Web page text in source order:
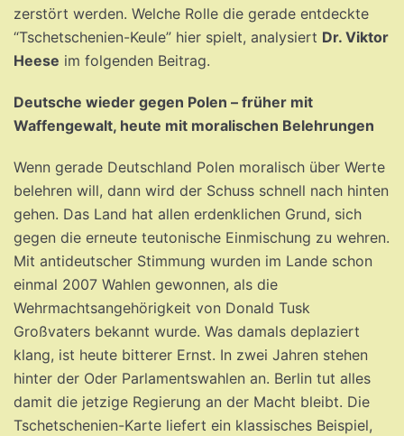
zerstört werden. Welche Rolle die gerade entdeckte
“Tschetschenien-Keule” hier spielt, analysiert Dr. Viktor
Heese im folgenden Beitrag.
Deutsche wieder gegen Polen – früher mit
Waffengewalt, heute mit moralischen Belehrungen
Wenn gerade Deutschland Polen moralisch über Werte
belehren will, dann wird der Schuss schnell nach hinten
gehen. Das Land hat allen erdenklichen Grund, sich
gegen die erneute teutonische Einmischung zu wehren.
Mit antideutscher Stimmung wurden im Lande schon
einmal 2007 Wahlen gewonnen, als die
Wehrmachtsangehörigkeit von Donald Tusk
Großvaters bekannt wurde. Was damals deplaziert
klang, ist heute bitterer Ernst. In zwei Jahren stehen
hinter der Oder Parlamentswahlen an. Berlin tut alles
damit die jetzige Regierung an der Macht bleibt. Die
Tschetschenien-Karte liefert ein klassisches Beispiel,